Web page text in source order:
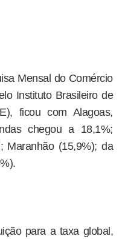
Mensal do Comércio
Instituto Brasileiro de
ficou com Alagoas,
chegou a 18,1%;
Maranhão (15,9%); da
para a taxa global,